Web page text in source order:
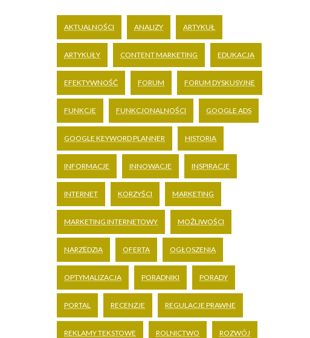
AKTUALNOŚCI ANALIZY ARTYKUŁ
ARTYKUŁY CONTENT MARKETING EDUKACJA
EFEKTYWNOŚĆ FORUM FORUM DYSKUSYJNE
FUNKCJE FUNKCJONALNOŚCI GOOGLE ADS
GOOGLE KEYWORD PLANNER HISTORIA
INFORMACJE INNOWACJE INSPIRACJE
INTERNET KORZYŚCI MARKETING
MARKETING INTERNETOWY MOŻLIWOŚCI
NARZĘDZIA OFERTA OGŁOSZENIA
OPTYMALIZACJA PORADNIKI PORADY
PORTAL RECENZJE REGULACJE PRAWNE
REKLAMY TEKSTOWE ROLNICTWO ROZWÓJ